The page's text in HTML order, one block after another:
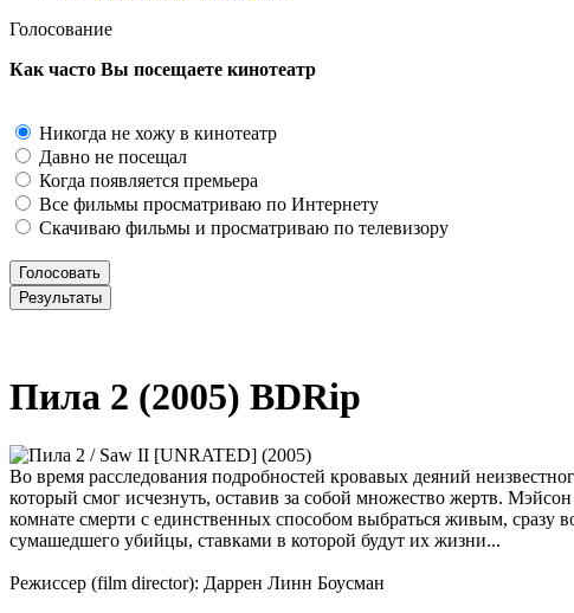
Голосование
Как часто Вы посещаете кинотеатр
Никогда не хожу в кинотеатр
Давно не посещал
Когда появляется премьера
Все фильмы просматриваю по Интернету
Скачиваю фильмы и просматриваю по телевизору
Пила 2 (2005) ВDRір
Во время расследования подробностей кровавых деяний
который смог исчезнуть, оставив за собой множество жертв.
комнате смерти с единственных способом выбраться живым, сразу
сумашедшего убийцы, ставками в которой будут их жизни...
Режиссер (film director): Даррен Линн Боусман